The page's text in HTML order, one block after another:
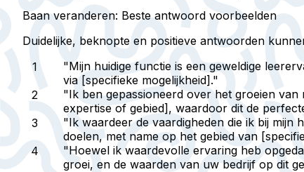
Baan veranderen: Beste antwoord voorbeelden
Duidelijke, beknopte en positieve antwoorden
"Mijn huidige functie is een geweldige
via [specifieke mogelijkheid]."
"Ik ben gepassioneerd over het groeien
expertise of gebied], waardoor dit de
"Ik waardeer de vaardigheden die ik bij
doelen, met name op het gebied van
"Hoewel ik waardevolle ervaring heb
groei, en de waarden van uw bedrijf op dit